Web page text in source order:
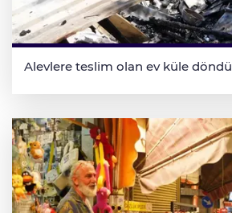
Alevlere teslim olan ev küle döndü